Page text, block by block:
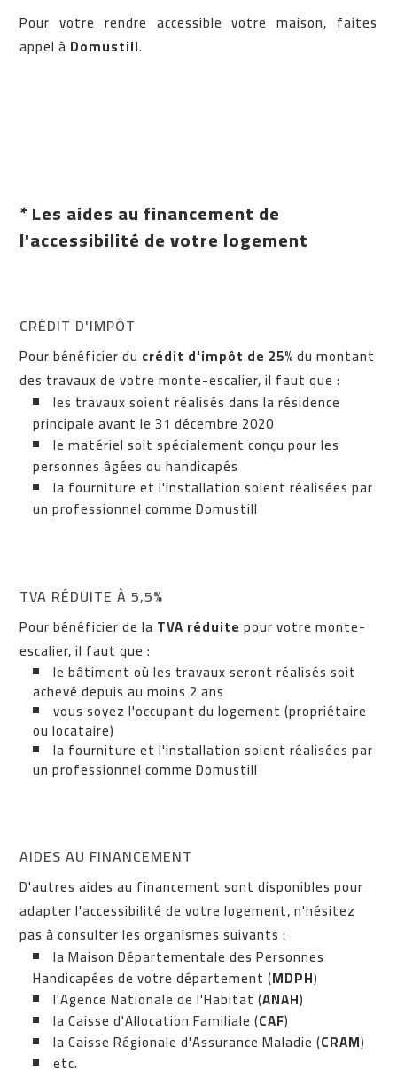
Pour votre rendre accessible votre maison, faites
appel à Domustill.
* Les aides au financement de
l'accessibilité de votre logement
CRÉDIT D'IMPÔT
Pour bénéficier du crédit d'impôt de 25%du montant
des travaux de votre monte-escalier, il faut que :
les travaux soient réalisés dans la résidence
principale avant le 31 décembre 2020
le matériel soit spécialement conçu pour les
personnes âgées ou handicapés
la fourniture et l'installation soient réalisées par
un professionnel comme Domustill
TVA RÉDUITE À 5,5%
Pour bénéficier de la TVA réduite pour votre monte-
escalier, il faut que :
le bâtiment où les travaux seront réalisés soit
achevé depuis au moins 2 ans
vous soyez l'occupant du logement (propriétaire
ou locataire)
la fourniture et l'installation soient réalisées par
un professionnel comme Domustill
AIDES AU FINANCEMENT
D'autres aides au financement sont disponibles pour
adapter l'accessibilité de votre logement, n'hésitez
pas à consulter les organismes suivants :
la Maison Départementale des Personnes
Handicapées de votre département (MDPH)
l'Agence Nationale de l'Habitat (ANAH)
la Caisse d'Allocation Familiale (CAF)
la Caisse Régionale d'Assurance Maladie (CRAM)
etc.